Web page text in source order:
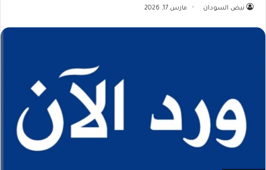
نبض السودان مارس 17, 2026